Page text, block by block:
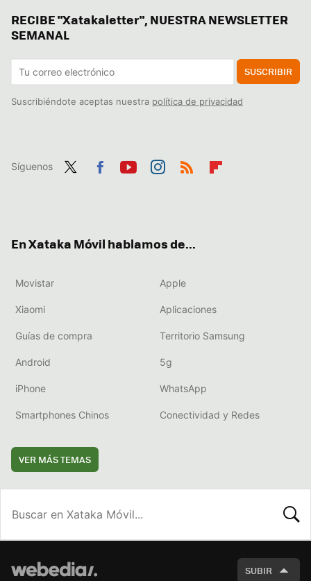
RECIBE "Xatakaletter", NUESTRA NEWSLETTER
SEMANAL
SUSCRIBIR
Suscribiéndote aceptas nuestra política de privacidad
Síguenos
En Xataka Móvil hablamos de...
Movistar Apple
Xiaomi Aplicaciones
Guías de compra Territorio Samsung
Android 5g
iPhone WhatsApp
Smartphones Chinos Conectividad y Redes
VER MÁS TEMAS
SUBIR